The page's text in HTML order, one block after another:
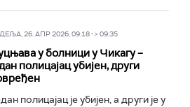
26. АПР 2026, 09:18 -> 09:35
у болници у Чикагу –
полицајац убијен, други
полицајац је убијен, а други је у